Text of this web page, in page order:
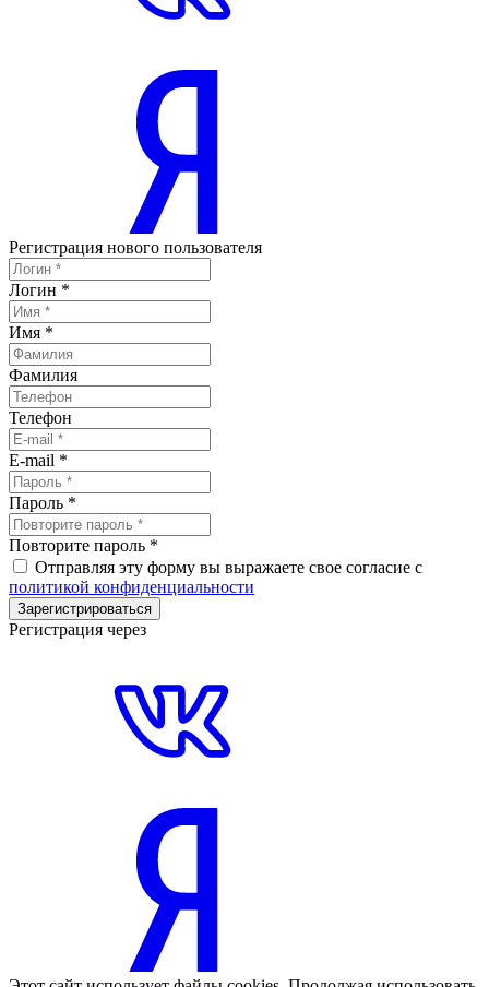
Регистрация нового пользователя
Логин *
Имя *
Фамилия
Телефон
E-mail *
Пароль *
Повторите пароль *
Отправляя эту форму вы выражаете свое согласие с
политикой конфиденциальности
Зарегистрироваться
Регистрация через